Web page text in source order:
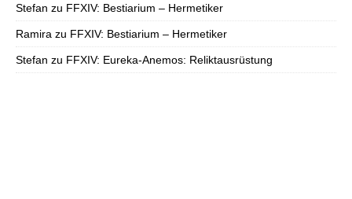
Stefan zu FFXIV: Bestiarium – Hermetiker
Ramira zu FFXIV: Bestiarium – Hermetiker
Stefan zu FFXIV: Eureka-Anemos: Reliktausrüstung